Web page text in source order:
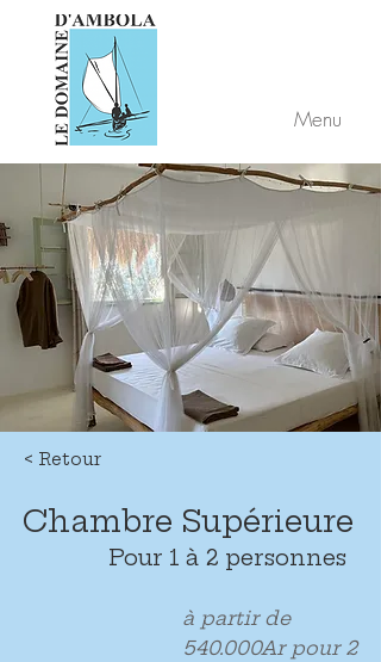
Menu
< Retour
Chambre Supérieure
Pour 1 à 2 personnes
à partir de
540.000Ar pour 2